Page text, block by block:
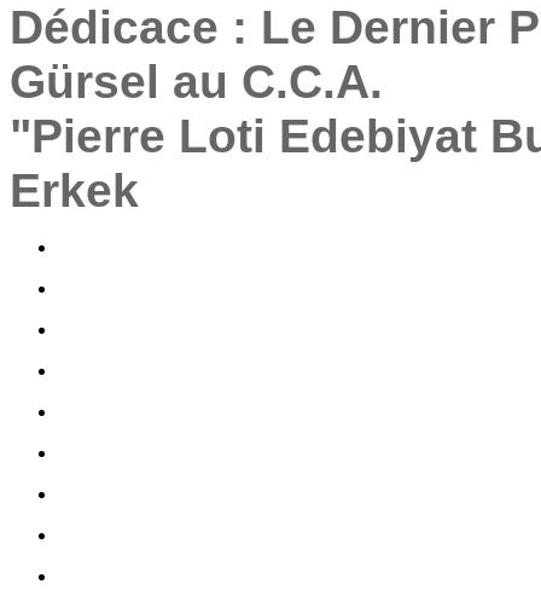
Dédicace : Le Dernier
Gürsel au C.C.A.
"Pierre Loti Edebiyat
Erkek